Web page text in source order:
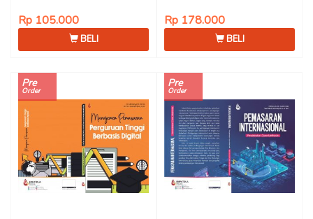
Rp 105.000
BELI
Rp 178.000
BELI
Pre
Order
Pre
Order